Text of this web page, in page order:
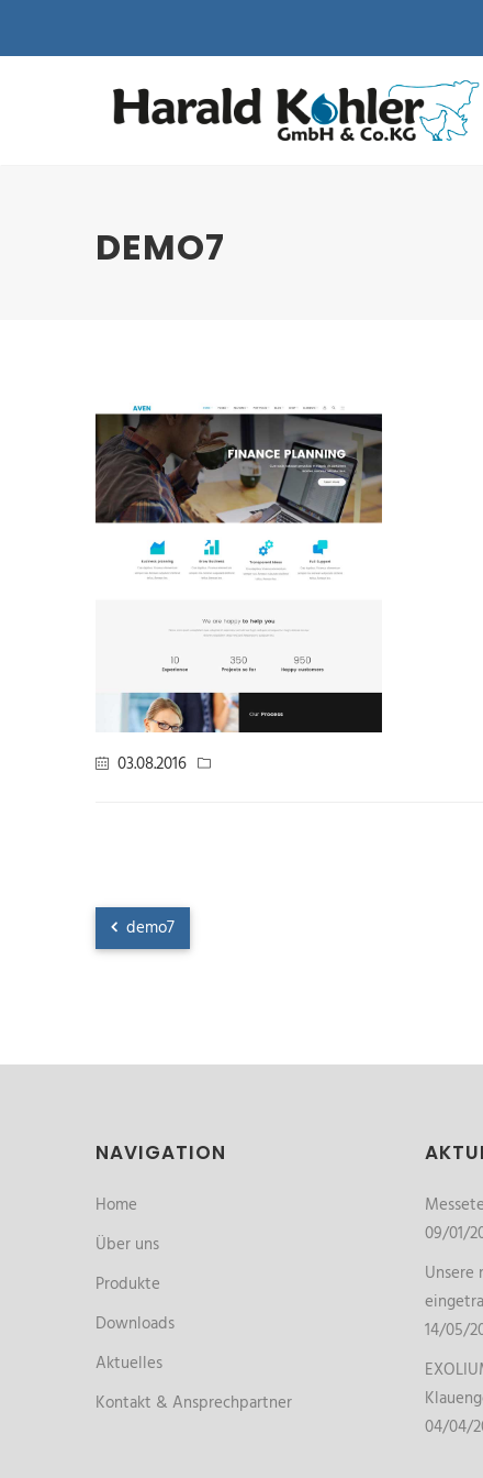
DEMO7
03.08.2016
demo7
NAVIGATION
Home
Über uns
Produkte
Downloads
Aktuelles
Kontakt & Ansprechpartner
09/01/
Unsere
14/05/
04/04/